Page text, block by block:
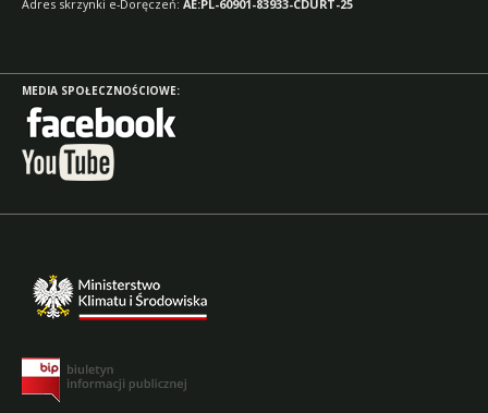
Adres skrzynki e-Doręczeń: AE:PL-60901-83933-CDURT-25
MEDIA SPOŁECZNOŚCIOWE: